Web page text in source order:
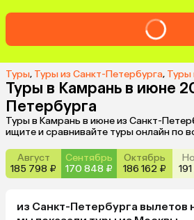
Туры, Туры из Санкт-Петербурга, Туры во
Туры в Камрань в июне
Петербурга
Туры в Камрань в июне из Санкт-
ищите и сравнивайте туры онлайн по
Август
185 798 ₽
Сентябрь
170 848 ₽
Октябрь
186 162 ₽
из Санкт-Петербурга вылетов